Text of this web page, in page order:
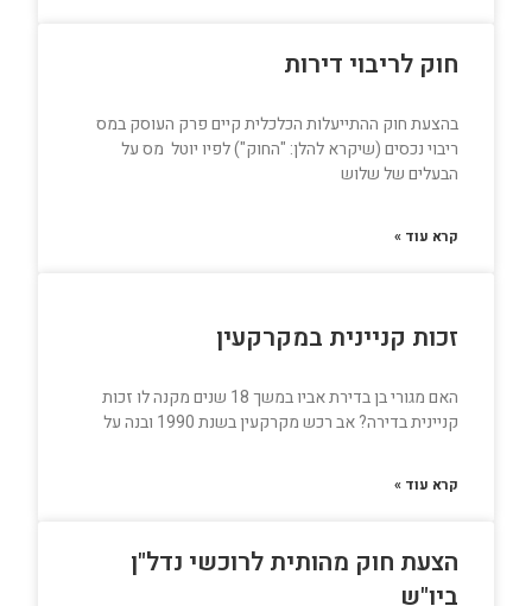
חוק לריבוי דירות
בהצעת חוק ההתייעלות הכלכלית קיים פרק העוסק במס
ריבוי נכסים (שיקרא להלן: "החוק") לפיו יוטל מס על
הבעלים של שלוש
קרא עוד »
זכות קניינית במקרקעין
האם מגורי בן בדירת אביו במשך 18 שנים מקנה לו זכות
קניינית בדירה? אב רכש מקרקעין בשנת 1990 ובנה על
קרא עוד »
הצעת חוק מהותית לרוכשי נדל"ן
ביו"ש